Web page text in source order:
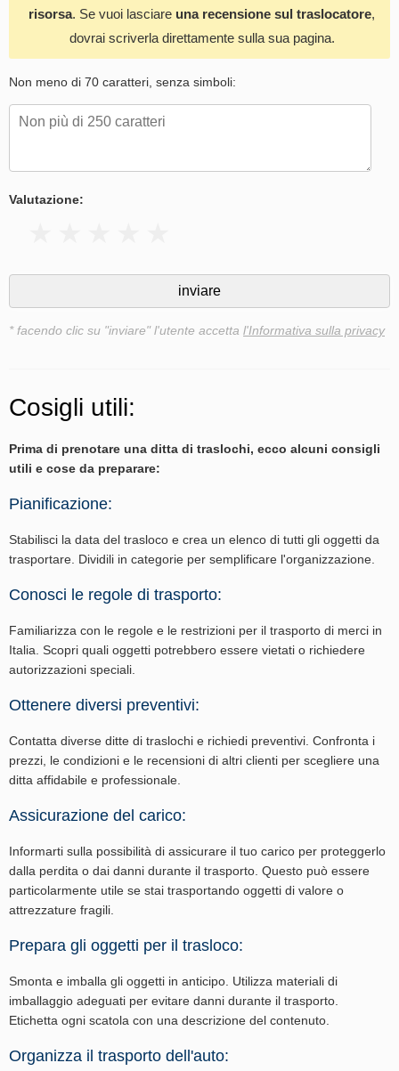
risorsa. Se vuoi lasciare una recensione sul traslocatore,
dovrai scriverla direttamente sulla sua pagina.
Non meno di 70 caratteri, senza simboli:
Valutazione:
* facendo clic su "inviare" l'utente accetta l'Informativa sulla privacy
Cosigli utili:
Prima di prenotare una ditta di traslochi, ecco alcuni consigli
utili e cose da preparare:
Pianificazione:
Stabilisci la data del trasloco e crea un elenco di tutti gli oggetti da
trasportare. Dividili in categorie per semplificare l'organizzazione.
Conosci le regole di trasporto:
Familiarizza con le regole e le restrizioni per il trasporto di merci in
Italia. Scopri quali oggetti potrebbero essere vietati o richiedere
autorizzazioni speciali.
Ottenere diversi preventivi:
Contatta diverse ditte di traslochi e richiedi preventivi. Confronta i
prezzi, le condizioni e le recensioni di altri clienti per scegliere una
ditta affidabile e professionale.
Assicurazione del carico:
Informarti sulla possibilità di assicurare il tuo carico per proteggerlo
dalla perdita o dai danni durante il trasporto. Questo può essere
particolarmente utile se stai trasportando oggetti di valore o
attrezzature fragili.
Prepara gli oggetti per il trasloco:
Smonta e imballa gli oggetti in anticipo. Utilizza materiali di
imballaggio adeguati per evitare danni durante il trasporto.
Etichetta ogni scatola con una descrizione del contenuto.
Organizza il trasporto dell'auto: